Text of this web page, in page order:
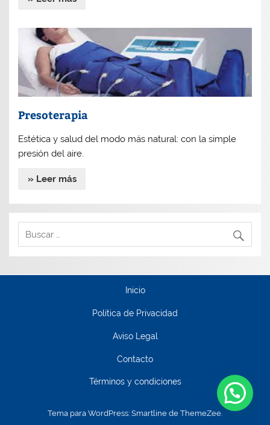
Presoterapia
Estética y salud del modo más natural: con la simple
presión del aire.
» Leer más
Inicio
Política de Privacidad
Aviso Legal
Contacto
Términos y condiciones
Tema para WordPress: Smartline de ThemeZee.